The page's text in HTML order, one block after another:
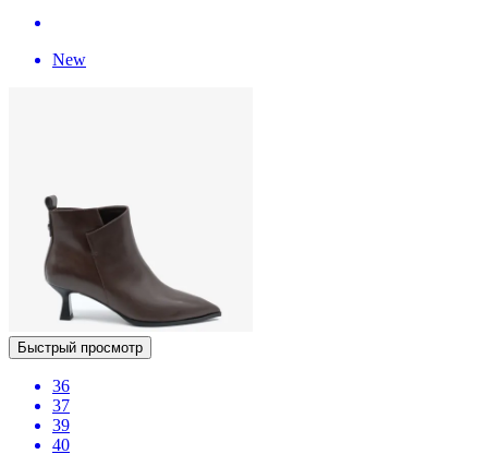
New
Быстрый просмотр
36
37
39
40